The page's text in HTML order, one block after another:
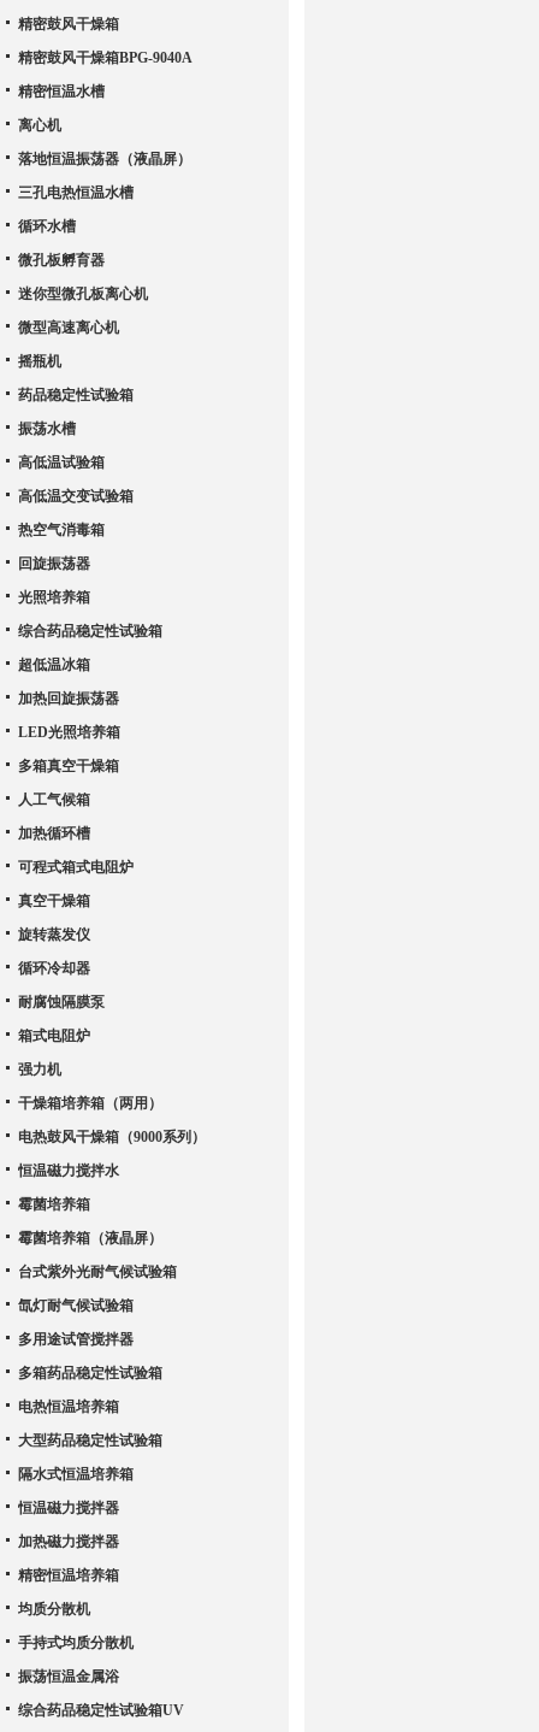
精密鼓风干燥箱
精密鼓风干燥箱BPG-9040A
精密恒温水槽
离心机
落地恒温振荡器（液晶屏）
三孔电热恒温水槽
循环水槽
微孔板孵育器
迷你型微孔板离心机
微型高速离心机
摇瓶机
药品稳定性试验箱
振荡水槽
高低温试验箱
高低温交变试验箱
热空气消毒箱
回旋振荡器
光照培养箱
综合药品稳定性试验箱
超低温冰箱
加热回旋振荡器
LED光照培养箱
多箱真空干燥箱
人工气候箱
加热循环槽
可程式箱式电阻炉
真空干燥箱
旋转蒸发仪
循环冷却器
耐腐蚀隔膜泵
箱式电阻炉
强力机
干燥箱培养箱（两用）
电热鼓风干燥箱（9000系列）
恒温磁力搅拌水
霉菌培养箱
霉菌培养箱（液晶屏）
台式紫外光耐气候试验箱
氙灯耐气候试验箱
多用途试管搅拌器
多箱药品稳定性试验箱
电热恒温培养箱
大型药品稳定性试验箱
隔水式恒温培养箱
恒温磁力搅拌器
加热磁力搅拌器
精密恒温培养箱
均质分散机
手持式均质分散机
振荡恒温金属浴
综合药品稳定性试验箱UV